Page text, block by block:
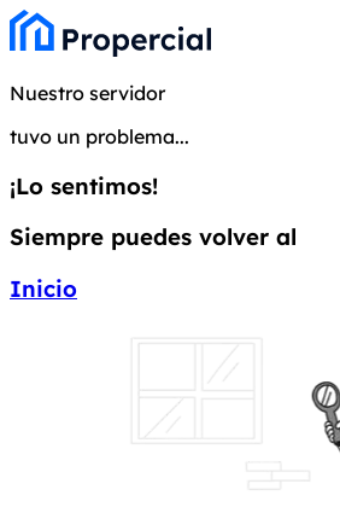
Nuestro servidor
tuvo un problema...
¡Lo sentimos!
Siempre puedes volver al
Inicio